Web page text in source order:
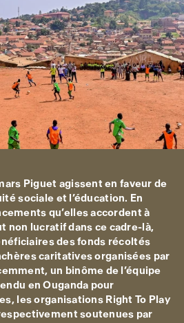
Piguet agissent en faveur de
sociale et l’éducation. En
qu’elles accordent à
non lucratif dans ce cadre-là,
des fonds récoltés
caritatives organisées par
un binôme de l’équipe
en Ouganda pour
les organisations Right To Play
soutenues par